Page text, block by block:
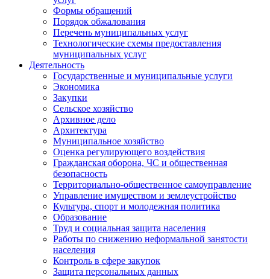
Формы обращений
Порядок обжалования
Перечень муниципальных услуг
Технологические схемы предоставления
муниципальных услуг
Деятельность
Государственные и муниципальные услуги
Экономика
Закупки
Сельское хозяйство
Архивное дело
Архитектура
Муниципальное хозяйство
Оценка регулирующего воздействия
Гражданская оборона, ЧС и общественная
безопасность
Территориально-общественное самоуправление
Управление имуществом и землеустройство
Культура, спорт и молодежная политика
Образование
Труд и социальная защита населения
Работы по снижению неформальной занятости
населения
Контроль в сфере закупок
Защита персональных данных